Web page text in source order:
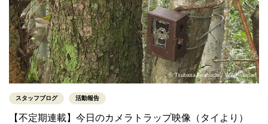
© Tsubasa Iwabuchi / WWF Japan
スタッフブログ 活動報告
【不定期連載】今日のカメラトラップ映像（タイより）